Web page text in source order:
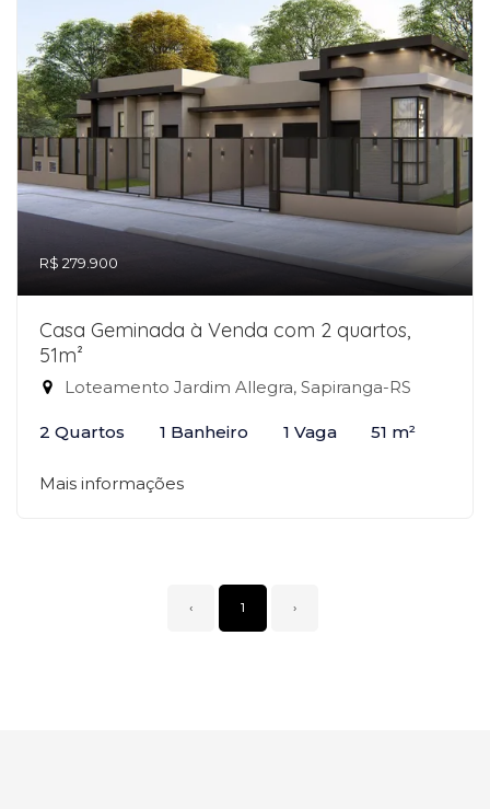
R$ 279.900
Casa Geminada à Venda com 2 quartos,
51m²
Loteamento Jardim Allegra, Sapiranga-RS
2 Quartos 1 Banheiro 1 Vaga 51 m²
Mais informações
‹ 1 ›